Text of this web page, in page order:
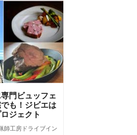
門ビュッフェ
も！ジビエは
ジェクト
師工房ドライブイン